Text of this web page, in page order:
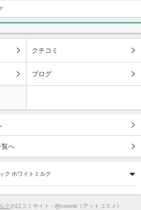
クチコミ
ブログ
覧へ
ク ホワイトミルク
クの口コミサイト - @cosme（アットコスメ）